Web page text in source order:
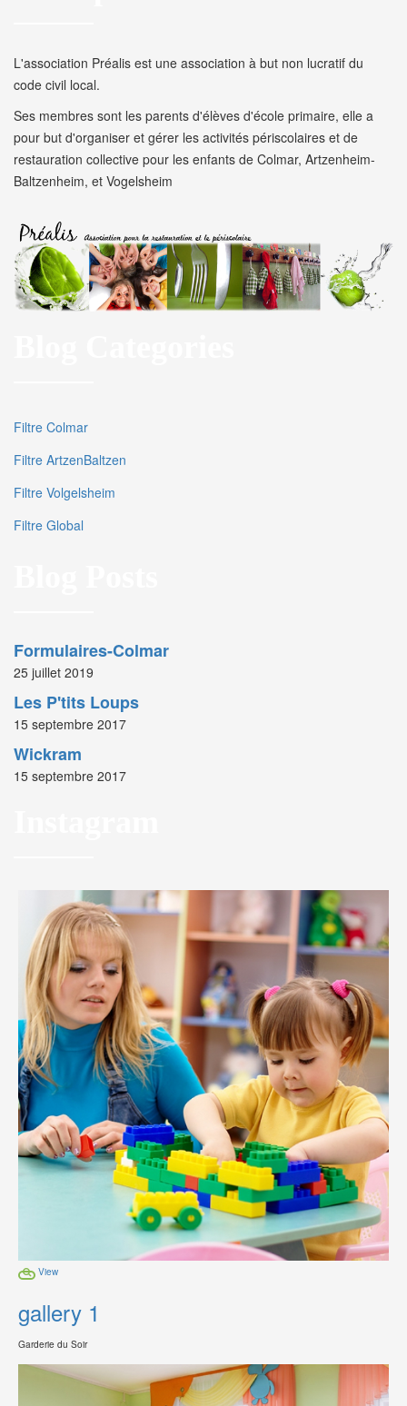
L'association Préalis est une association à but non lucratif du
code civil local.
Ses membres sont les parents d'élèves d'école primaire, elle a
pour but d'organiser et gérer les activités périscolaires et de
restauration collective pour les enfants de Colmar, Artzenheim-
Baltzenheim, et Vogelsheim
Filtre Colmar
Filtre ArtzenBaltzen
Filtre Volgelsheim
Filtre Global
Formulaires-Colmar
25 juillet 2019
Les P'tits Loups
15 septembre 2017
Wickram
15 septembre 2017
View
gallery 1
Garderie du Soir